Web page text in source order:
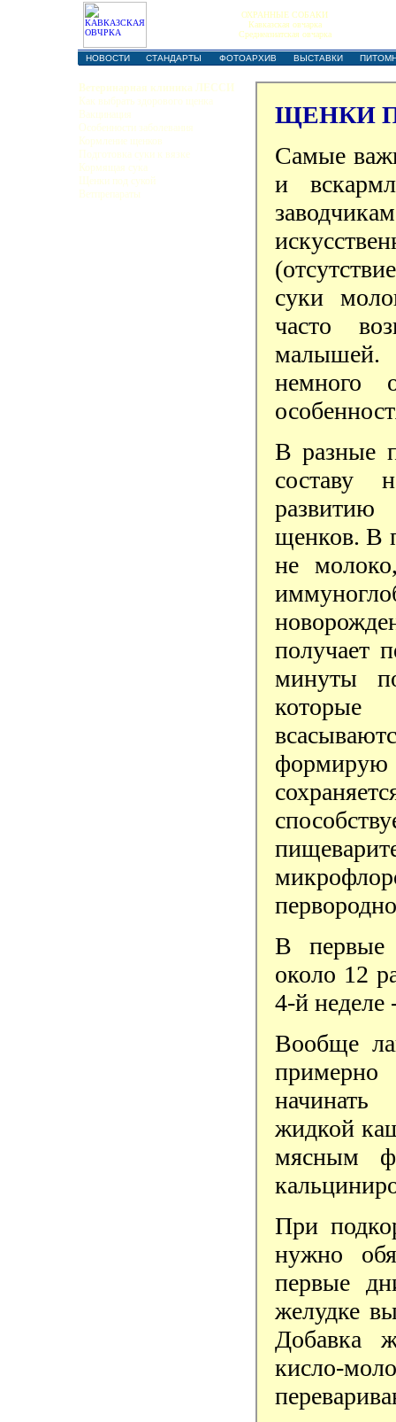
ОХРАННЫЕ СОБАКИ
Кавказская овчарка
Среднеазиатская овчарка
НОВОСТИ СТАНДАРТЫ ФОТОАРХИВ ВЫСТАВКИ
Ветеринарная клиника ЛЕССИ
Как выбрать здорового щенка
Вакцинация
Особенности заболевания
Кормление щенков
Подготовка суки к вязке
Кормящая сука
Щенки под сукой
Ветпрепараты
ЩЕНКИ
Самые
и
суки
часто
немного
В разные
составу
развитию
щенков. В
не
получает
минуты
которые
формирую
В первые
около 12
4-й неделе
Вообще
жидкой
мясным
При
нужно
первые
желудке
Добавка
кисло-